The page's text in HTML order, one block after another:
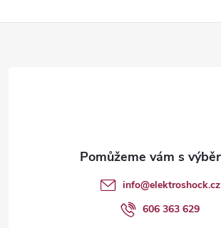
info@elektroshock.cz
606 363 629